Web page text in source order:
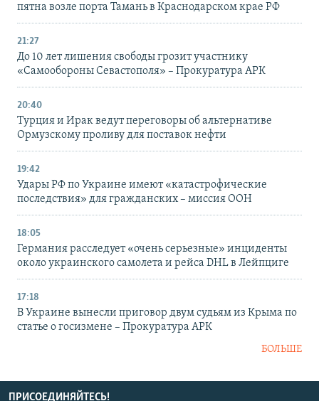
пятна возле порта Тамань в Краснодарском крае РФ
21:27
До 10 лет лишения свободы грозит участнику
«Самообороны Севастополя» – Прокуратура АРК
20:40
Турция и Ирак ведут переговоры об альтернативе
Ормузскому проливу для поставок нефти
19:42
Удары РФ по Украине имеют «катастрофические
последствия» для гражданских – миссия ООН
18:05
Германия расследует «очень серьезные» инциденты
около украинского самолета и рейса DHL в Лейпциге
17:18
В Украине вынесли приговор двум судьям из Крыма по
статье о госизмене – Прокуратура АРК
БОЛЬШЕ
ПРИСОЕДИНЯЙТЕСЬ!